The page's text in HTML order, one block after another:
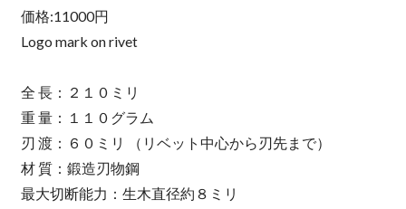
価格:11000円
Logo mark on rivet
全 長：２１０ミリ
重 量：１１０グラム
刃 渡：６０ミリ （リベット中心から刃先まで）
材 質：鍛造刃物鋼
最大切断能力：生木直径約８ミリ